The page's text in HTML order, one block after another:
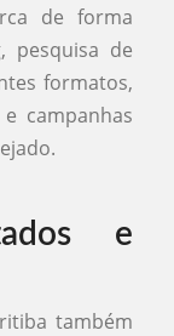
de forma
pesquisa de
formatos,
campanhas
e
também